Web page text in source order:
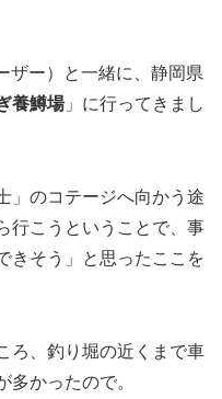
ザー）と一緒に、静岡県
養鱒場」に行ってきまし
」のコテージへ向かう途
行こうということで、事
きそう」と思ったここを
ろ、釣り堀の近くまで車
多かったので。